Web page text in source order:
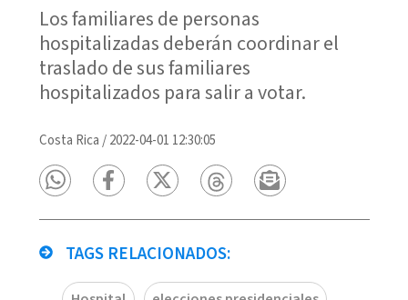
Los familiares de personas
hospitalizadas deberán coordinar el
traslado de sus familiares
hospitalizados para salir a votar.
Costa Rica /2022-04-01 12:30:05
TAGS RELACIONADOS: